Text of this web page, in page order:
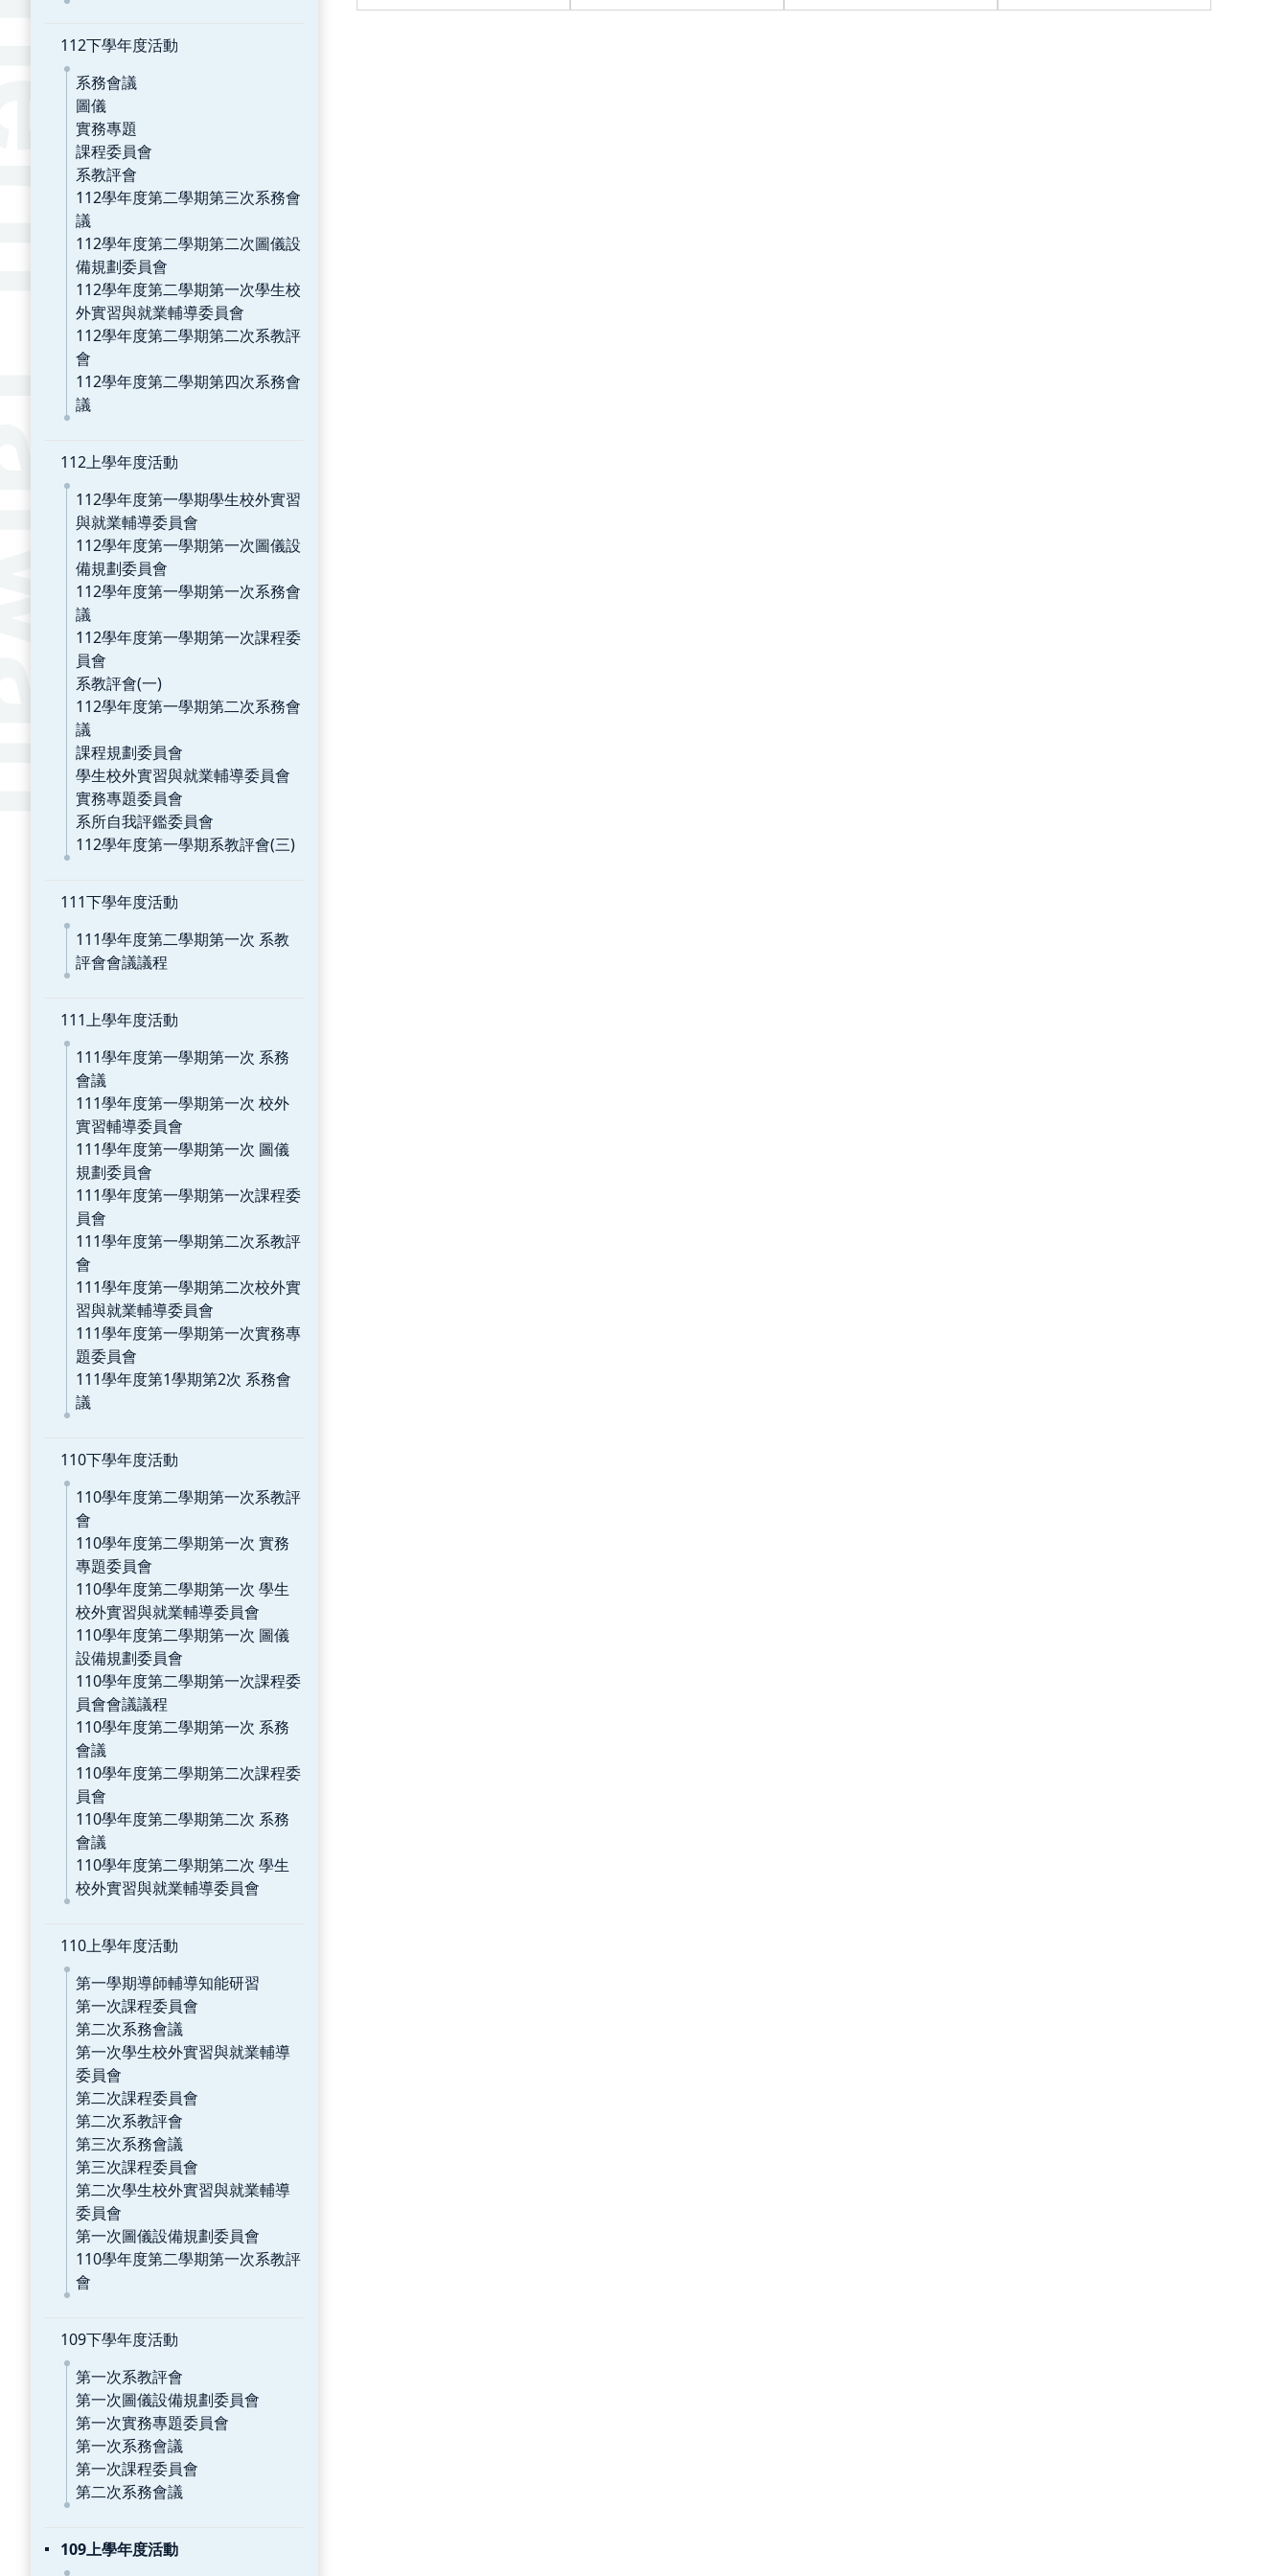
112下學年度活動
系務會議
圖儀
實務專題
課程委員會
系教評會
112學年度第二學期第三次系務會
議
112學年度第二學期第二次圖儀設
備規劃委員會
112學年度第二學期第一次學生校
外實習與就業輔導委員會
112學年度第二學期第二次系教評
會
112學年度第二學期第四次系務會
議
112上學年度活動
112學年度第一學期學生校外實習
與就業輔導委員會
112學年度第一學期第一次圖儀設
備規劃委員會
112學年度第一學期第一次系務會
議
112學年度第一學期第一次課程委
員會
系教評會(一)
112學年度第一學期第二次系務會
議
課程規劃委員會
學生校外實習與就業輔導委員會
實務專題委員會
系所自我評鑑委員會
112學年度第一學期系教評會(三)
111下學年度活動
111學年度第二學期第一次 系教
評會會議議程
111上學年度活動
111學年度第一學期第一次 系務
會議
111學年度第一學期第一次 校外
實習輔導委員會
111學年度第一學期第一次 圖儀
規劃委員會
111學年度第一學期第一次課程委
員會
111學年度第一學期第二次系教評
會
111學年度第一學期第二次校外實
習與就業輔導委員會
111學年度第一學期第一次實務專
題委員會
111學年度第1學期第2次 系務會
議
110下學年度活動
110學年度第二學期第一次系教評
會
110學年度第二學期第一次 實務
專題委員會
110學年度第二學期第一次 學生
校外實習與就業輔導委員會
110學年度第二學期第一次 圖儀
設備規劃委員會
110學年度第二學期第一次課程委
員會會議議程
110學年度第二學期第一次 系務
會議
110學年度第二學期第二次課程委
員會
110學年度第二學期第二次 系務
會議
110學年度第二學期第二次 學生
校外實習與就業輔導委員會
110上學年度活動
第一學期導師輔導知能研習
第一次課程委員會
第二次系務會議
第一次學生校外實習與就業輔導
委員會
第二次課程委員會
第二次系教評會
第三次系務會議
第三次課程委員會
第二次學生校外實習與就業輔導
委員會
第一次圖儀設備規劃委員會
110學年度第二學期第一次系教評
會
109下學年度活動
第一次系教評會
第一次圖儀設備規劃委員會
第一次實務專題委員會
第一次系務會議
第一次課程委員會
第二次系務會議
109上學年度活動